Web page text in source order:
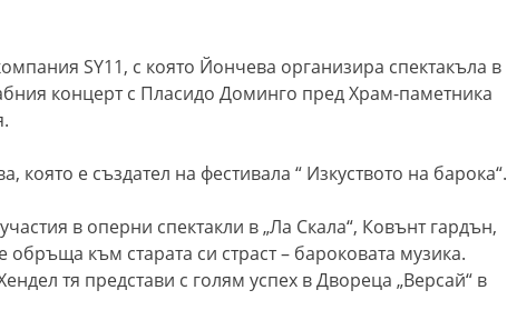
SY11, с която Йончева организира спектакъла в
концерт с Пласидо Доминго пред Храм-паметника
която е създател на фестивала “ Изкуството на барока“.
в оперни спектакли в „Ла Скала“, Ковънт гардън,
към старата си страст – бароковата музика.
тя представи с голям успех в Двореца „Версай“ в